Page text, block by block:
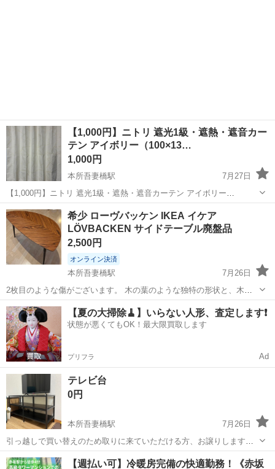
【1,000円】ニトリ 遮光1級・遮熱・遮音カー
テン アイボリー（100×13…
1,000円
本所吾妻橋駅
7月27日
【1,000円】ニトリ 遮光1級・遮熱・遮音カーテン アイボリー
（100×135cm・2枚組） ニトリの遮光1級・遮熱・遮音カーテン「ジェ
ンナ」です。 ・カラー：アイボリー ・サイズ：100cm × 135cm（2枚
組）...
東京 墨田区 本所吾妻橋駅 カーテン、ブラインド
カーテン
希少 ローヴバッケン IKEA イケア
LÖVBACKEN サイドテーブル廃盤品
2,500円
オンライン決済
本所吾妻橋駅
7月26日
2枚目のような傷がございます。 木の葉のような独特の形状と、木目
調の天板が特徴的なミッドセンチュリースタイルのローテーブルで
す。 - ブランド: IKEA - モデル名: LÖVBACKEN - 形状: 木の葉型 -
脚...
東京 墨田区 本所吾妻橋駅 テーブル
【夏の大掃除🧹】いらない人形、査定します❗️
状態が悪くてもOK！最大限買取します
プリフラ Ad
テレビ台
0円
本所吾妻橋駅
7月26日
引っ越しで買い替えのため取りに来ていただける方、お譲りします。
1片だけ写真の通り少しめくれてしまっています。 7/29に取りに来て
いただける方優先します。 よろしくお願いします。
東京 墨田区 本所吾妻橋駅 収納家具 運び
【週払い可】冷暖房完備の快適勤務！《赤坂